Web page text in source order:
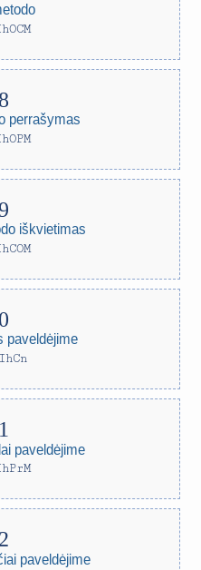
perrašymas
iškvietimas
paveldėjime
paveldėjime
paveldėjime